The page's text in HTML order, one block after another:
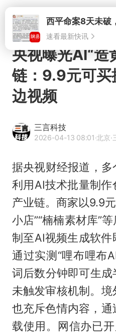
央视曝光AI“造
链：9.9元可买
边视频
三言科技
2026-04-13 08:01·北京·
据央视财经报道，
利用AI技术批量制
产业链。商家以9.9
小店”“楠楠素材库”
制至AI视频生成软件
通过实测“哩布哩布
词后数分钟即可生成
未触发审核机制。境
也充斥色情内容，
载使用。网信办已